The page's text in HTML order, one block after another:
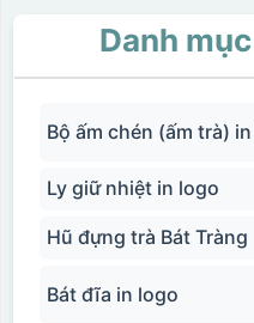
Danh
Bộ ấm chén (ấm trà)
Ly giữ nhiệt in logo
Hũ đựng trà Bát Tràng
Bát đĩa in logo